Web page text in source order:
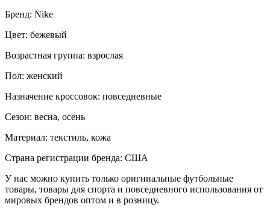
Бренд: Nike
Цвет: бежевый
Возрастная группа: взрослая
Пол: женский
Назначение кроссовок: повседневные
Сезон: весна, осень
Материал: текстиль, кожа
Страна регистрации бренда: США
У нас можно купить только оригинальные футбольные
товары, товары для спорта и повседневного использования от
мировых брендов оптом и в розницу.